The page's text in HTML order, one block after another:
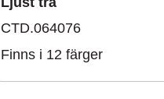
CTD.064076
Finns i 12 färger